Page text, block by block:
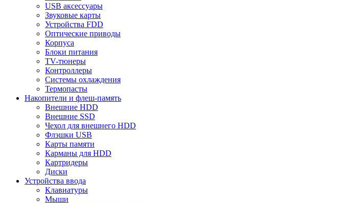
USB аксессуары
Звуковые карты
Устройства FDD
Оптические приводы
Корпуса
Блоки питания
TV-тюнеры
Контроллеры
Системы охлаждения
Термопасты
Накопители и флеш-память
Внешние HDD
Внешние SSD
Чехол для внешнего HDD
Флэшки USB
Карты памяти
Карманы для HDD
Картридеры
Диски
Устройства ввода
Клавиатуры
Мыши